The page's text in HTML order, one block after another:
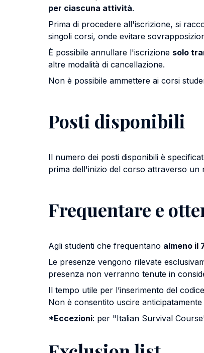
per ciascuna attività.
Prima di procedere all'iscrizione, si
singoli corsi, onde evitare
È possibile annullare l'iscrizione solo
altre modalità di cancellazione.
Non è possibile ammettere ai corsi
Posti disponibili
Il numero dei posti disponibili è
prima dell'inizio del corso attraverso un
Frequentare e
Agli studenti che frequentano almeno il
Le presenze vengono rilevate
presenza non verranno tenute in
Il tempo utile per l’inserimento del
Non è consentito uscire
*Eccezioni: per "Italian Survival